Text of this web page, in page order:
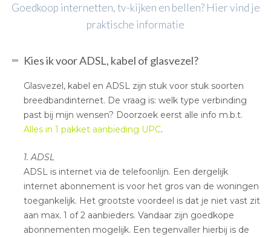
Goedkoop internetten, tv-kijken en bellen? Hier vind je
praktische informatie
Kies ik voor ADSL, kabel of glasvezel?
Glasvezel, kabel en ADSL zijn stuk voor stuk soorten
breedbandinternet. De vraag is: welk type verbinding
past bij mijn wensen? Doorzoek eerst alle info m.b.t.
Alles in 1 pakket aanbieding UPC.
1. ADSL
ADSL is internet via de telefoonlijn. Een dergelijk
internet abonnement is voor het gros van de woningen
toegankelijk. Het grootste voordeel is dat je niet vast zit
aan max. 1 of 2 aanbieders. Vandaar zijn goedkope
abonnementen mogelijk. Een tegenvaller hierbij is de